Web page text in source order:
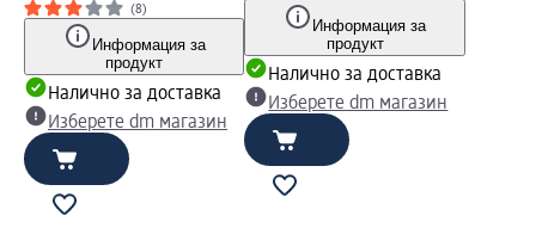
(8)
Информация за
продукт
Налично за доставка
Изберете dm магазин
Информация за
продукт
Налично за доставка
Изберете dm магазин